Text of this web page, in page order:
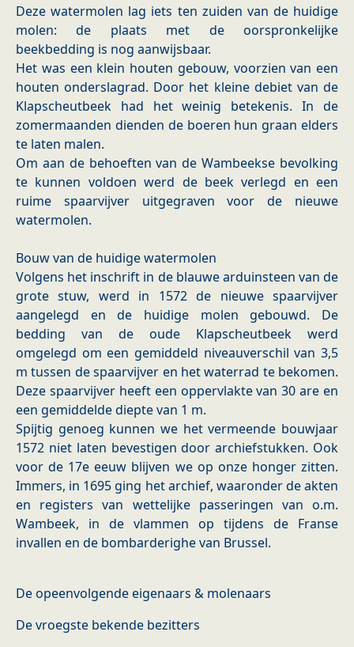
Deze watermolen lag iets ten zuiden van de huidige
molen: de plaats met de oorspronkelijke
beekbedding is nog aanwijsbaar.
Het was een klein houten gebouw, voorzien van een
houten onderslagrad. Door het kleine debiet van de
Klapscheutbeek had het weinig betekenis. In de
zomermaanden dienden de boeren hun graan elders
te laten malen.
Om aan de behoeften van de Wambeekse bevolking
te kunnen voldoen werd de beek verlegd en een
ruime spaarvijver uitgegraven voor de nieuwe
watermolen.
Bouw van de huidige watermolen
Volgens het inschrift in de blauwe arduinsteen van de
grote stuw, werd in 1572 de nieuwe spaarvijver
aangelegd en de huidige molen gebouwd. De
bedding van de oude Klapscheutbeek werd
omgelegd om een gemiddeld niveauverschil van 3,5
m tussen de spaarvijver en het waterrad te bekomen.
Deze spaarvijver heeft een oppervlakte van 30 are en
een gemiddelde diepte van 1 m.
Spijtig genoeg kunnen we het vermeende bouwjaar
1572 niet laten bevestigen door archiefstukken. Ook
voor de 17e eeuw blijven we op onze honger zitten.
Immers, in 1695 ging het archief, waaronder de akten
en registers van wettelijke passeringen van o.m.
Wambeek, in de vlammen op tijdens de Franse
invallen en de bombarderighe van Brussel.
De opeenvolgende eigenaars & molenaars
De vroegste bekende bezitters